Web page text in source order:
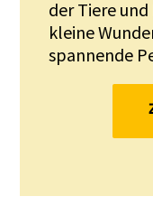
der Tiere
kleine
spannende